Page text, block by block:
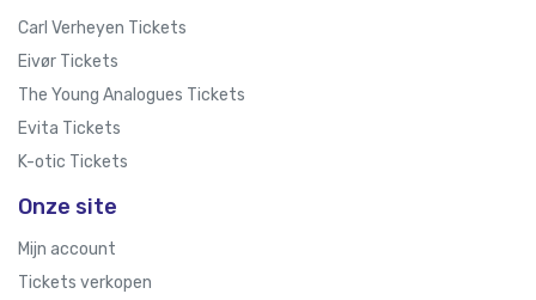
Carl Verheyen Tickets
Eivør Tickets
The Young Analogues Tickets
Evita Tickets
K-otic Tickets
Onze site
Mijn account
Tickets verkopen